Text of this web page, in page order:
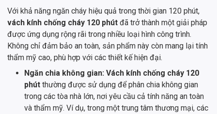
Với khả năng ngăn cháy hiệu quả trong thời gian 120 phút,
vách kính chống cháy 120 phút đã trở thành một giải pháp
được ứng dụng rộng rãi trong nhiều loại hình công trình.
Không chỉ đảm bảo an toàn, sản phẩm này còn mang lại tính
thẩm mỹ cao, phù hợp với các thiết kế hiện đại.
Ngăn chia không gian: Vách kính chống cháy 120
phút thường được sử dụng để phân chia không gian
trong các tòa nhà lớn, nơi yêu cầu cả tính năng an toàn
và thẩm mỹ. Ví dụ, trong một trung tâm thương mại, các